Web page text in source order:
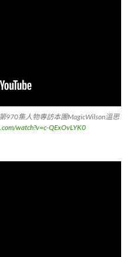
970集人物專訪本團MagicWilson溫思
watch?v=c-QExOvLYK0